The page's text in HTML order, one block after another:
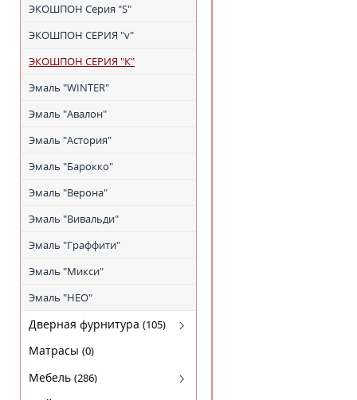
ЭКОШПОН Серия "S"
ЭКОШПОН СЕРИЯ "v"
ЭКОШПОН СЕРИЯ "К"
Эмаль "WINTER"
Эмаль "Авалон"
Эмаль "Астория"
Эмаль "Барокко"
Эмаль "Верона"
Эмаль "Вивальди"
Эмаль "Граффити"
Эмаль "Микси"
Эмаль "НЕО"
Дверная фурнитура (105)
Arni (Арни)
Arni Lux
Матрасы (0)
Мебель (286)